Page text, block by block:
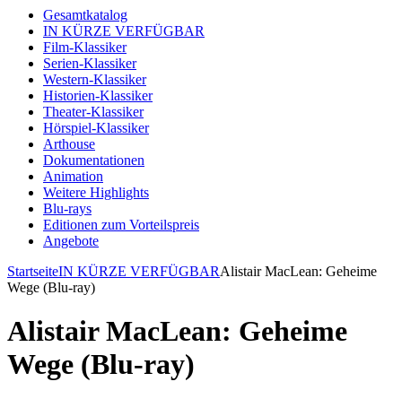
Gesamtkatalog
IN KÜRZE VERFÜGBAR
Film-Klassiker
Serien-Klassiker
Western-Klassiker
Historien-Klassiker
Theater-Klassiker
Hörspiel-Klassiker
Arthouse
Dokumentationen
Animation
Weitere Highlights
Blu-rays
Editionen zum Vorteilspreis
Angebote
StartseiteIN KÜRZE VERFÜGBARAlistair MacLean: Geheime
Wege (Blu-ray)
Alistair MacLean: Geheime
Wege (Blu-ray)